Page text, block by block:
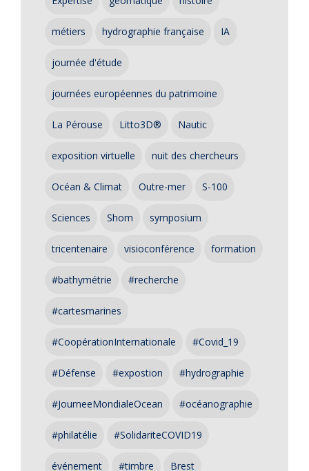
métiers hydrographie française IA
journée d'étude
journées européennes du patrimoine
La Pérouse Litto3D® Nautic
exposition virtuelle nuit des chercheurs
Océan & Climat Outre-mer S-100
Sciences Shom symposium
tricentenaire visioconférence formation
#bathymétrie #recherche
#cartesmarines
#CoopérationInternationale #Covid_19
#Défense #expostion #hydrographie
#JourneeMondialeOcean #océanographie
#philatélie #SolidariteCOVID19
événement #timbre Brest